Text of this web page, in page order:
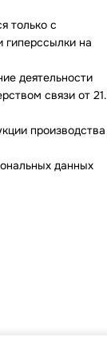
только с
гиперссылки на
деятельности
связи от 21.
производства
данных